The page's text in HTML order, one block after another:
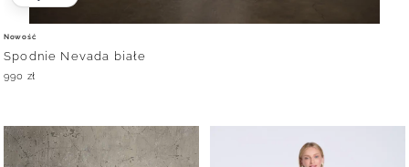
Spodnie Nevada białe
990 zł
Nowość